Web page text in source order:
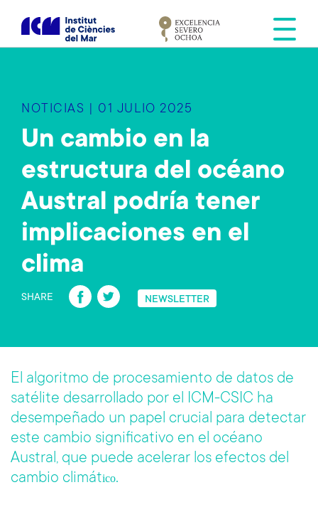
i
NOTICIAS | 01 JULIO 2025
Un cambio en la
estructura del océano
Austral podría tener
implicaciones en el
clima
SHARE
Fa
ce
ok
NEWSLETTER
El algoritmo de procesamiento de datos de
satélite desarrollado por el ICM-CSIC ha
desempeñado un papel crucial para detectar
este cambio significativo en el océano
Austral, que puede acelerar los efectos del
cambio climático.